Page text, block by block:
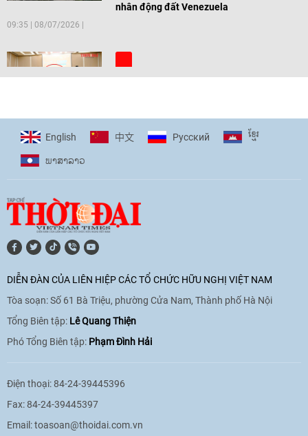
nhân động đất Venezuela
09:35 | 08/07/2026
[Video] Trẻ em Đông Á cùng kiến tạo
11:10|17/06/2026
hòa bình, hữu nghị giữa các dân tộc"
cho Đại sứ Hungary tại Việt Nam
17:25|13/06/2026
English 中文 Pусский ខ្មែរ
ພາ​ສາ​ລາວ
DIỄN ĐÀN CỦA LIÊN HIỆP CÁC TỔ CHỨC HỮU NGHỊ VIỆT NAM
Tòa soạn: Số 61 Bà Triệu, phường Cửa Nam, Thành phố Hà Nội
Tổng Biên tập: Lê Quang Thiện
Phó Tổng Biên tập: Phạm Đình Hải
Điện thoại: 84-24-39445396
Fax: 84-24-39445397
Email:toasoan@thoidai.com.vn